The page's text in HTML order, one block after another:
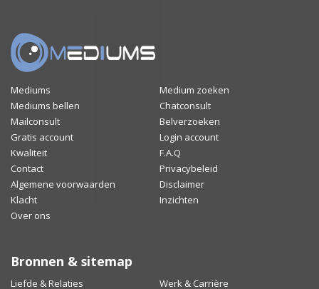
Mediums
Medium zoeken
Mediums bellen
Chatconsult
Mailconsult
Belverzoeken
Gratis account
Login account
Kwaliteit
F.A.Q
Contact
Privacybeleid
Algemene voorwaarden
Disclaimer
Klacht
Inzichten
Over ons
Bronnen & sitemap
Liefde & Relaties Werk & Carrière